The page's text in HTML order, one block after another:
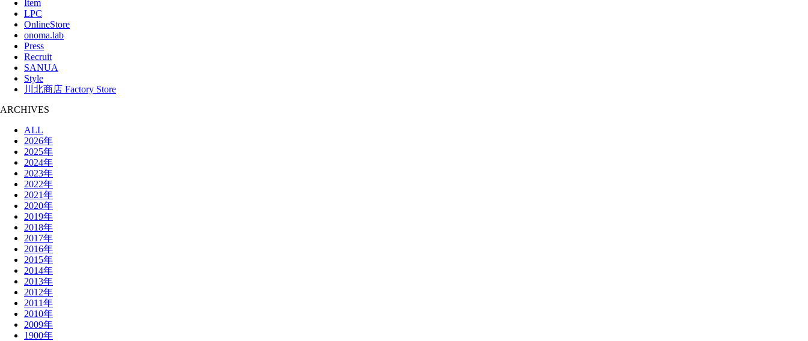
Item
LPC
OnlineStore
onoma.lab
Press
Recruit
SANUA
Style
川北商店 Factory Store
ARCHIVES
ALL
2026年
2025年
2024年
2023年
2022年
2021年
2020年
2019年
2018年
2017年
2016年
2015年
2014年
2013年
2012年
2011年
2010年
2009年
1900年